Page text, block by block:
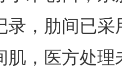
录，肋间已
肌，医方处